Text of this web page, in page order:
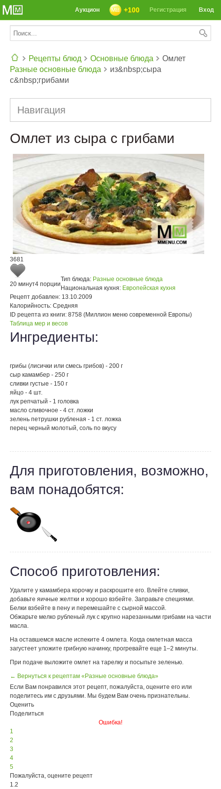
Вход
Регистрация
+100
Аукцион
Рецепты блюд
Основные блюда
Разные основные блюда
Омлет
из&nbsp;сыра
с&nbsp;грибами
Навигация
Омлет из сыра с грибами
3681
20 минут4 порции
Тип блюда: Разные основные блюда
Национальная кухня: Европейская кухня
Рецепт добавлен: 13.10.2009
Калорийность: Средняя
ID рецепта из книги: 8758 (Миллион меню современной Европы)
Таблица мер и весов
Ингредиенты:
грибы (лисички или смесь грибов) - 200 г
сыр камамбер - 250 г
сливки густые - 150 г
яйцо - 4 шт.
лук репчатый - 1 головка
масло сливочное - 4 ст. ложки
зелень петрушки рубленая - 1 ст. ложка
перец черный молотый, соль по вкусу
Для приготовления, возможно,
вам понадобятся:
Способ приготовления:
Удалите у камамбера корочку и раскрошите его. Влейте сливки,
добавьте яичные желтки и хорошо взбейте. Заправьте специями.
Белки взбейте в пену и перемешайте с сырной массой.
Обжарьте мелко рубленый лук с крупно нарезанными грибами на части
масла.
На оставшемся масле испеките 4 омлета. Когда омлетная масса
загустеет уложите грибную начинку, прогревайте еще 1–2 минуты.
При подаче выложите омлет на тарелку и посыпьте зеленью.
← Вернуться к рецептам «Разные основные блюда»
Если Вам понравился этот рецепт, пожалуйста, оцените его или
поделитесь им с друзьями. Мы будем Вам очень признательны.
Оценить
Поделиться
Ошибка!
1
2
3
4
5
Пожалуйста, оцените рецепт
1.2